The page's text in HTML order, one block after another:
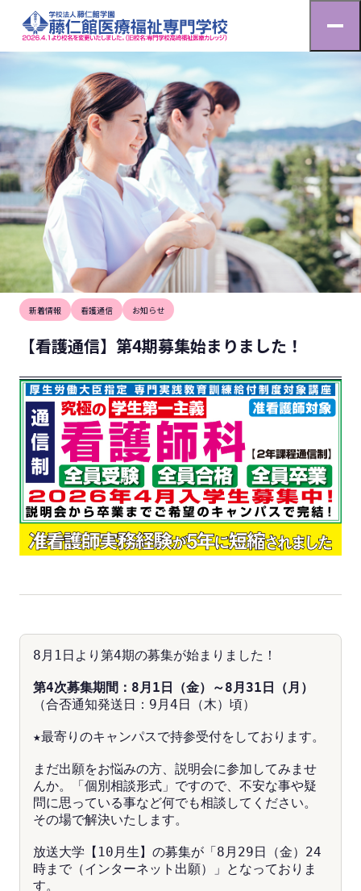
お知らせ
HOME お知らせ 【看護通信】第4期募集始まりました！
2025.8.2
新着情報 看護通信 お知らせ
【看護通信】第4期募集始まりました！
8月1日より第4期の募集が始まりました！
第4次募集期間：8月1日（金）～8月31日（月）
（合否通知発送日：9月4日（木）頃）
★最寄りのキャンパスで持参受付をしております。
まだ出願をお悩みの方、説明会に参加してみませ
んか。「個別相談形式」ですので、不安な事や疑
問に思っている事など何でも相談してください。
その場で解決いたします。
放送大学【10月生】の募集が「8月29日（金）24
時まで（インターネット出願）」となっておりま
す。